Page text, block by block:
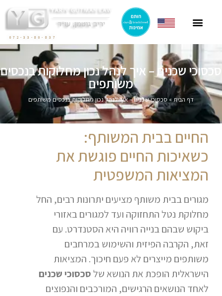
072-33-80-837
סכסוכי שכנים – איך לנהל נכון מחלוקות בנכסים
משותפים
דף הבית »סכסוכי שכנים – איך לנהל נכון מחלוקות בנכסים משותפים
החיים בבית המשותף:
כשאיכות החיים פוגשת את
המציאות המשפטית
מגורים בבית משותף מציעים יתרונות רבים, החל
מחלוקת נטל התחזוקה ועד למגורים באזורי
ביקוש שבהם בנייה רוויה היא הסטנדרט. עם
זאת, הקרבה הפיזית והשימוש במרחבים
משותפים מייצרים לא פעם חיכוך. המציאות
הישראלית הופכת את הנושא שלסכסוכי שכנים
לאחד הנושאים הרגישים, המורכבים והנפוצים